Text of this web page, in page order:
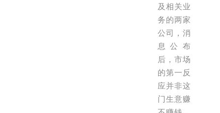
及相关业
务的两家
公司，消
息公布
后，市场
的第一反
应并非这
门生意赚